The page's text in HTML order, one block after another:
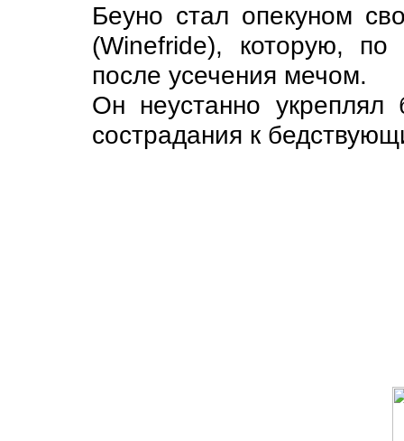
Беуно стал опекуном
(Winefride), которую,
после усечения мечом.
Он неустанно
сострадания к